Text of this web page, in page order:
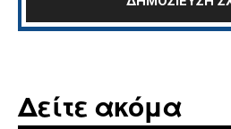
Δείτε ακόμα